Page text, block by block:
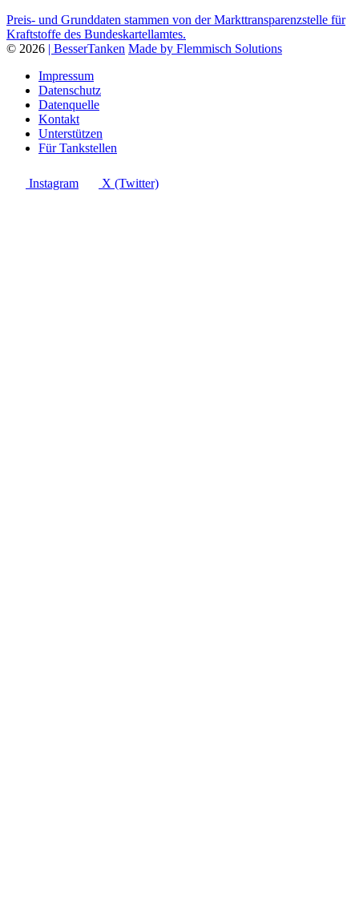
Preis- und Grunddaten stammen von der Markttransparenzstelle für
Kraftstoffe des Bundeskartellamtes.
© 2026 | BesserTanken Made by Flemmisch Solutions
Impressum
Datenschutz
Datenquelle
Kontakt
Unterstützen
Für Tankstellen
Instagram X (Twitter)